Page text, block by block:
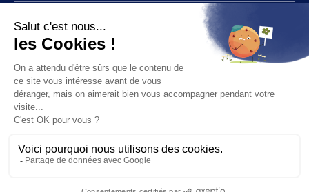
JT
ÉCONOMIE
CULTURE & LOISIRS
SPORT
À propos de nous
Recevoir la chaîne